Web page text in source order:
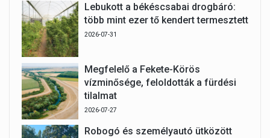
Lebukott a békéscsabai drogbáró:
több mint ezer tő kendert termesztett
2026-07-31
Megfelelő a Fekete-Körös
vízminősége, feloldották a fürdési
tilalmat
2026-07-27
Robogó és személyautó ütközött